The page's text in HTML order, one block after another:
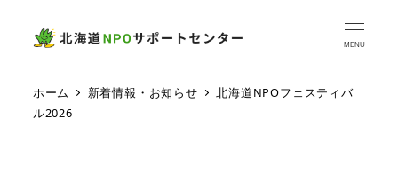
MENU
ホーム 新着情報・お知らせ
北海道NPOフェスティバ
ル2026